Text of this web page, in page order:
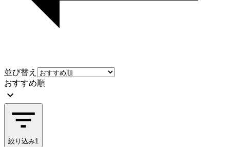
並び替え
おすすめ順
絞り込み1